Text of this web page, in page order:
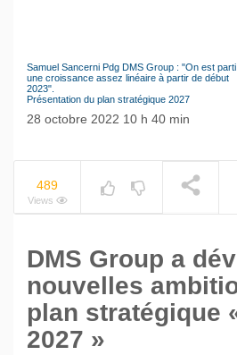
Le
Samuel Sancerni Pdg DMS Group : "On est
une croissance assez linéaire à partir de début
2023".
Présentation du plan stratégique 2027
28 octobre 2022 10 h 40 min
489
Views
DMS Group a
nouvelles
plan stratégique
2027 »